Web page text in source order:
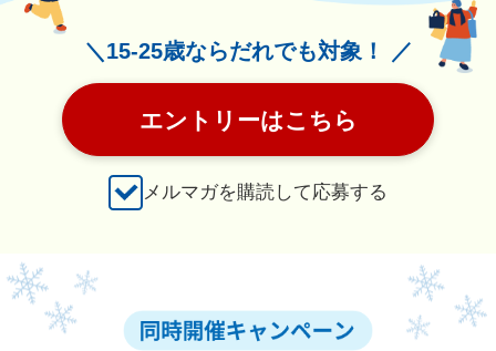
＼15-25歳ならだれでも対象！ ／
エントリーはこちら
メルマガを購読して応募する